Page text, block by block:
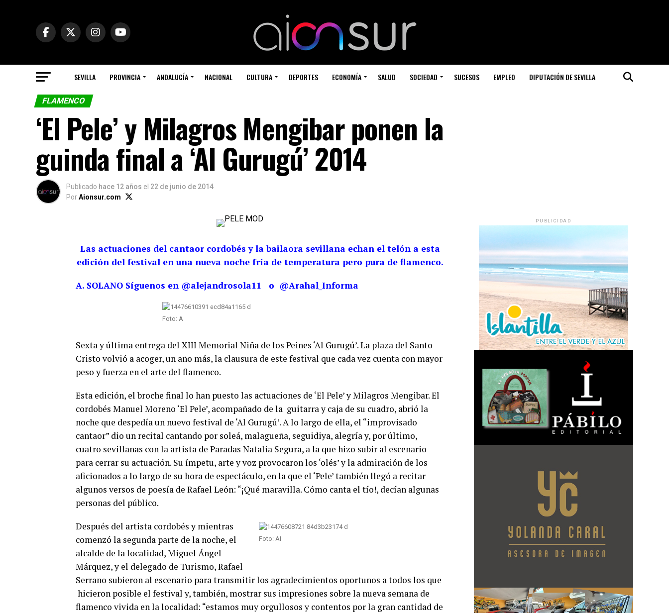
SEVILLA PROVINCIA ANDALUCÍA NACIONAL CULTURA DEPORTES ECONOMÍA SALUD SOCIEDAD SUCESOS EMPLEO DIPUTACIÓN DE SEVILLA
FLAMENCO
‘El Pele’ y Milagros Mengibar ponen la
guinda final a ‘Al Gurugú’ 2014
Publicado hace 12 años el 22 de junio de 2014
PorAionsur.com
Las actuaciones del cantaor cordobés y la bailaora sevillana echan el telón a esta
edición del festival en una nueva noche fría de temperatura pero pura de flamenco.
A. SOLANO Síguenos en @alejandrosola11 o @Arahal_Informa
Foto: A
Sexta y última entrega del XIII Memorial Niña de los Peines ‘Al Gurugú’. La plaza del Santo
Cristo volvió a acoger, un año más, la clausura de este festival que cada vez cuenta con mayor
peso y fuerza en el arte del flamenco.
Esta edición, el broche final lo han puesto las actuaciones de ‘El Pele’ y Milagros Mengibar. El
cordobés Manuel Moreno ‘El Pele’, acompañado de la guitarra y caja de su cuadro, abrió la
noche que despedía un nuevo festival de ‘Al Gurugú’. A lo largo de ella, el “improvisado
cantaor” dio un recital cantando por soleá, malagueña, seguidiya, alegría y, por último,
cuatro sevillanas con la artista de Paradas Natalia Segura, a la que hizo subir al escenario
para cerrar su actuación. Su ímpetu, arte y voz provocaron los ‘olés’ y la admiración de los
aficionados a lo largo de su hora de espectáculo, en la que el ‘Pele’ también llegó a recitar
algunos versos de poesía de Rafael León: “¡Qué maravilla. Cómo canta el tío!, decían algunas
personas del público.
Foto: AI
Después del artista cordobés y mientras
comenzó la segunda parte de la noche, el
alcalde de la localidad, Miguel Ángel
Márquez, y el delegado de Turismo, Rafael
Serrano subieron al escenario para transmitir los agradecimientos oportunos a todos los que
hicieron posible el festival y, también, mostrar sus impresiones sobre la nueva semana de
flamenco vivida en la localidad: “estamos muy orgullosos y contentos por la gran cantidad de
PUBLICIDAD